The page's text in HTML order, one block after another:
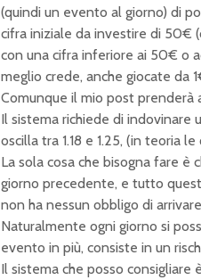
(quindi un evento al giorno) di
cifra iniziale da investire di 50€
con una cifra inferiore ai 50€ o
meglio crede, anche giocate da
Comunque il mio post
Il sistema richiede di indovinare
oscilla tra 1.18 e 1.25, (in teoria
La sola cosa che bisogna fare
giorno precedente, e tutto
non ha nessun obbligo di
Naturalmente ogni giorno si
evento in più, consiste in un
Il sistema che posso consigliare